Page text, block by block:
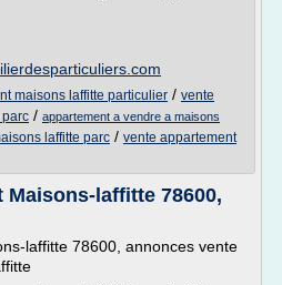
maisons laffitte particulier / vente
/ appartement a vendre a maisons
laffitte parc / vente appartement
laffitte 78600,
laffitte 78600, annonces vente